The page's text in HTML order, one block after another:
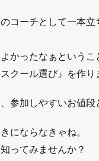
コーチとして一本
かったなぁというこ
クール選び』を作り
参加しやすいお値段
にならなきゃね。
ってみませんか？